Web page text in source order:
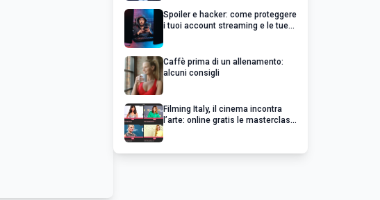
Spoiler e hacker: come proteggere
i tuoi account streaming e le tue
Caffè prima di un allenamento:
alcuni consigli
Filming Italy, il cinema incontra
l’arte: online gratis le masterclass